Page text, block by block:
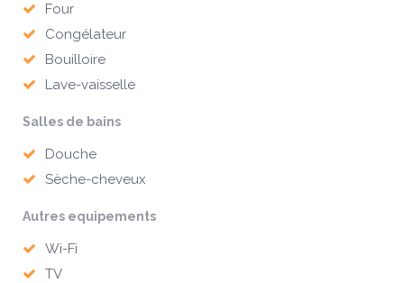
Four
Congélateur
Bouilloire
Lave-vaisselle
Salles de bains
Douche
Sèche-cheveux
Autres equipements
Wi-Fi
TV